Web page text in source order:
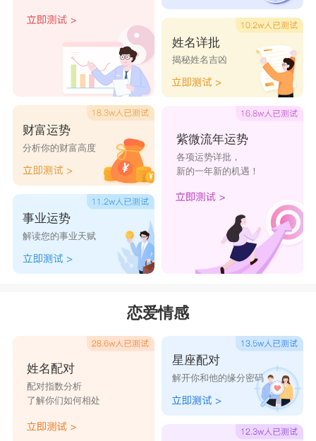
财富运势
分析你的财富高度
事业运势
解读您的事业天赋
姓名详批
揭秘姓名吉凶
紫微流年运势
各项运势详批，
新的一年新的机遇！
恋爱情感
姓名配对
配对指数分析
了解你们如何相处
星座配对
解开你和他的缘分密码